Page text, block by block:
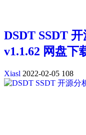
DSDT SSDT
v1.1.62 网盘下
Xiasl 2022-02-05 108